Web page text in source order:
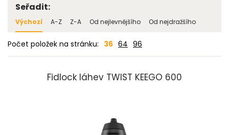
Seřadit:
Výchozí A-Z Z-A Od nejlevnějšího Od nejdražšího
Počet položek na stránku: 36 64 96
Fidlock láhev TWIST KEEGO 600